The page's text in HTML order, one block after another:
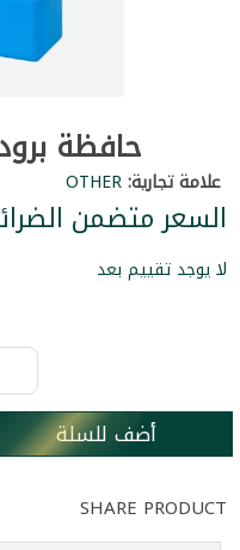
حافظة
علامة تجارية:OTHER
السعر متضمن الضرائب
لا يوجد تقييم بعد
أضف للسلة
SHARE PRODUCT